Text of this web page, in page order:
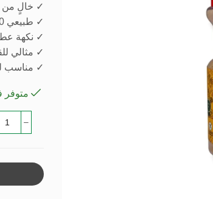
✓ خالٍ من
✓ طبيعي 100% بدون إضافات
✓ نكهة
✓ مثالي
✓ مناسب
متوفر